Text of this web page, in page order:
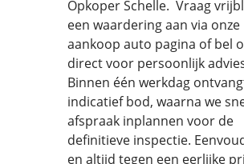
Opkoper Schelle. Vraag
een waardering aan via onze
aankoop auto pagina of bel
direct voor persoonlijk
Binnen één werkdag
indicatief bod, waarna we
afspraak inplannen voor de
definitieve inspectie.
en altijd tegen een eerlijke